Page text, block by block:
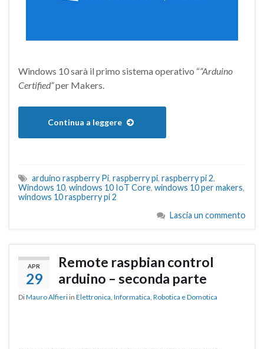
Windows 10 sarà il primo sistema operativo ““Arduino
Certified”per Makers.
Continua a leggere
arduino raspberry Pi, raspberry pi, raspberry pi 2,
Windows 10, windows 10 IoT Core, windows 10 per makers,
windows 10 raspberry pi 2
Lascia un commento
APR
29
Remote raspbian control
arduino – seconda parte
DiMauro Alfieri in Elettronica, Informatica, Robotica e Domotica